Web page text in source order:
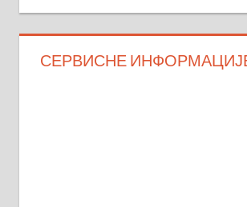
СЕРВИСНЕ